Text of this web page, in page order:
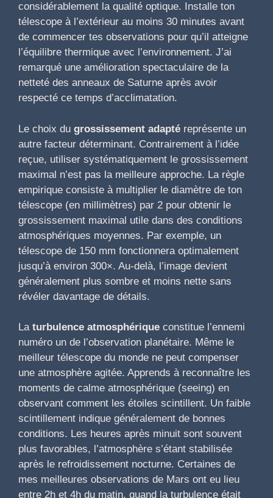
considérablement la qualité optique. Installe ton
télescope à l’extérieur au moins 30 minutes avant
de commencer tes observations pour qu’il atteigne
l’équilibre thermique avec l’environnement. J’ai
remarqué une amélioration spectaculaire de la
netteté des anneaux de Saturne après avoir
respecté ce temps d’acclimatation.
Le choix du grossissement adapté représente un
autre facteur déterminant. Contrairement à l’idée
reçue, utiliser systématiquement le grossissement
maximal n’est pas la meilleure approche. La règle
empirique consiste à multiplier le diamètre de ton
télescope (en millimètres) par 2 pour obtenir le
grossissement maximal utile dans des conditions
atmosphériques moyennes. Par exemple, un
télescope de 150 mm fonctionnera optimalement
jusqu’à environ 300×. Au-delà, l’image devient
généralement plus sombre et moins nette sans
révéler davantage de détails.
La turbulence atmosphérique constitue l’ennemi
numéro un de l’observation planétaire. Même le
meilleur télescope du monde ne peut compenser
une atmosphère agitée. Apprends à reconnaître les
moments de calme atmosphérique (seeing) en
observant comment les étoiles scintillent. Un faible
scintillement indique généralement de bonnes
conditions. Les heures après minuit sont souvent
plus favorables, l’atmosphère s’étant stabilisée
après le refroidissement nocturne. Certaines de
mes meilleures observations de Mars ont eu lieu
entre 2h et 4h du matin, quand la turbulence était